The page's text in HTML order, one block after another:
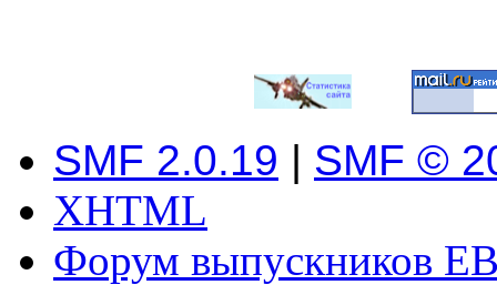
SMF 2.0.19 | SMF ©
XHTML
Форум выпускников